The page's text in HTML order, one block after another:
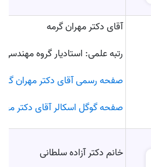
آقای دکتر مهران گرمه
رتبه علمی: استادیار گروه مهندسی
صفحه رسمی آقای دکتر مهران
صفحه گوگل اسکالر آقای دکتر
خانم دکتر آزاده سلطانی